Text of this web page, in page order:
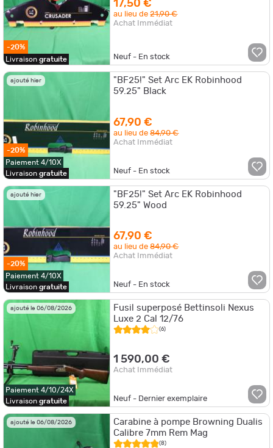
-20%
Livraison gratuite
17,50 €
au lieu de21,90 €
Achat Immédiat
Neuf - En stock
ajouté hier
-20%
Paiement 4/10X
Livraison gratuite
"BF25!" Set Arc EK Robinhood
59.25" Black
67,90 €
au lieu de84,90 €
Achat Immédiat
Neuf - En stock
ajouté hier
-20%
Paiement 4/10X
Livraison gratuite
"BF25!" Set Arc EK Robinhood
59.25" Wood
67,90 €
au lieu de84,90 €
Achat Immédiat
Neuf - En stock
ajouté le 06/08/2026
Paiement 4/10/24X
Livraison gratuite
Fusil superposé Bettinsoli Nexus
Luxe 2 Cal 12/76
(6)
1 590,00 €
Achat Immédiat
Neuf - Dernier exemplaire
ajouté le 06/08/2026
Carabine à pompe Browning Dualis
Calibre 7mm Rem Mag
(8)